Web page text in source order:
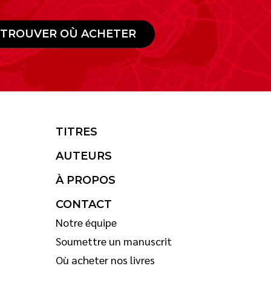
TROUVER OÙ ACHETER
TITRES
AUTEURS
À PROPOS
CONTACT
Notre équipe
Soumettre un manuscrit
Où acheter nos livres